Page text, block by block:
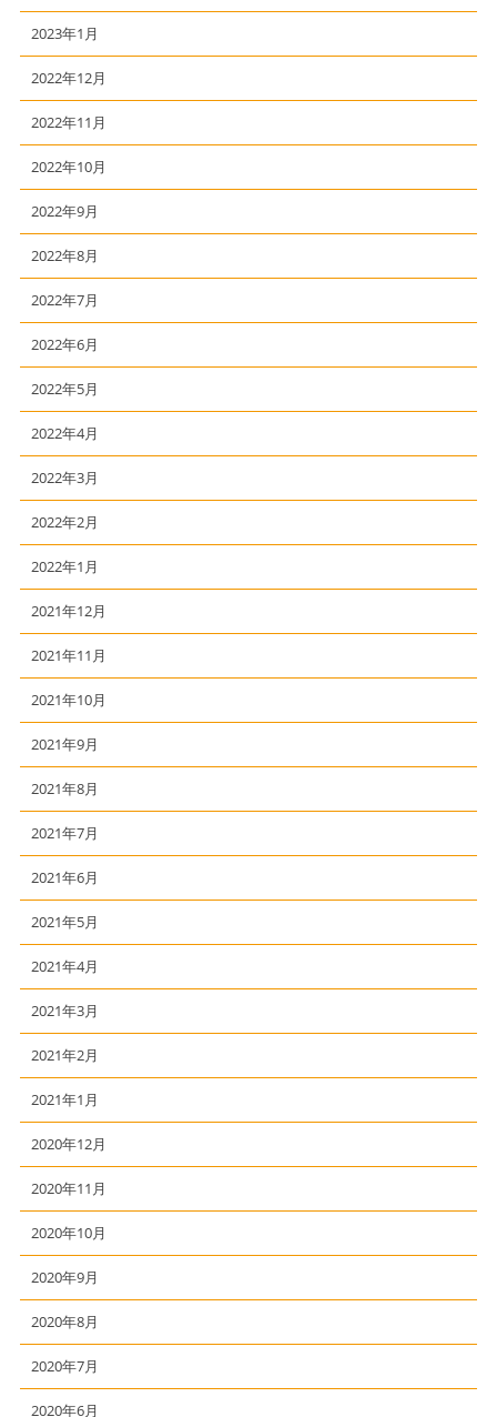
2023年1月
2022年12月
2022年11月
2022年10月
2022年9月
2022年8月
2022年7月
2022年6月
2022年5月
2022年4月
2022年3月
2022年2月
2022年1月
2021年12月
2021年11月
2021年10月
2021年9月
2021年8月
2021年7月
2021年6月
2021年5月
2021年4月
2021年3月
2021年2月
2021年1月
2020年12月
2020年11月
2020年10月
2020年9月
2020年8月
2020年7月
2020年6月